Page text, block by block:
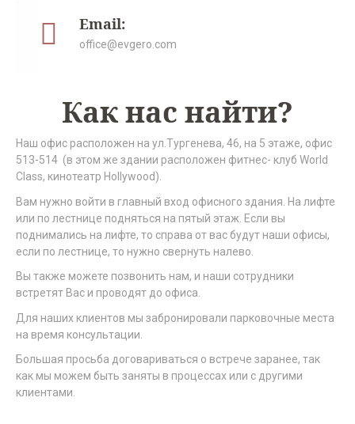
Email:
office@evgero.com
Как нас найти?
Наш офис расположен на ул.Тургенева, 46, на 5 этаже, офис
513-514 (в этом же здании расположен фитнес- клуб World
Class, кинотеатр Hollywood).
Вам нужно войти в главный вход офисного здания. На лифте
или по лестнице подняться на пятый этаж. Если вы
поднимались на лифте, то справа от вас будут наши офисы,
если по лестнице, то нужно свернуть налево.
Вы также можете позвонить нам, и наши сотрудники
встретят Вас и проводят до офиса.
Для наших клиентов мы забронировали парковочные места
на время консультации.
Большая просьба договариваться о встрече заранее, так
как мы можем быть заняты в процессах или с другими
клиентами.